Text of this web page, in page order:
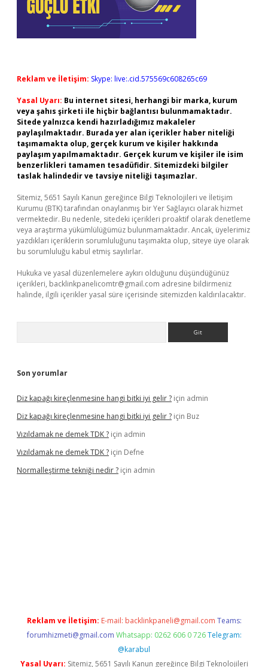
Reklam ve İletişim: Skype: live:.cid.575569c608265c69
Yasal Uyarı: Bu internet sitesi, herhangi bir marka, kurum
veya şahıs şirketi ile hiçbir bağlantısı bulunmamaktadır.
Sitede yalnızca kendi hazırladığımız makaleler
paylaşılmaktadır. Burada yer alan içerikler haber niteliği
taşımamakta olup, gerçek kurum ve kişiler hakkında
paylaşım yapılmamaktadır. Gerçek kurum ve kişiler ile isim
benzerlikleri tamamen tesadüfidir. Sitemizdeki bilgiler
taslak halindedir ve tavsiye niteliği taşımazlar.
Sitemiz, 5651 Sayılı Kanun gereğince Bilgi Teknolojileri ve İletişim
Kurumu (BTK) tarafından onaylanmış bir Yer Sağlayıcı olarak hizmet
vermektedir. Bu nedenle, sitedeki içerikleri proaktif olarak denetleme
veya araştırma yükümlülüğümüz bulunmamaktadır. Ancak, üyelerimiz
yazdıkları içeriklerin sorumluluğunu taşımakta olup, siteye üye olarak
bu sorumluluğu kabul etmiş sayılırlar.
Hukuka ve yasal düzenlemelere aykırı olduğunu düşündüğünüz
içerikleri, backlinkpanelicomtr@gmail.com adresine bildirmeniz
halinde, ilgili içerikler yasal süre içerisinde sitemizden kaldırılacaktır.
Son yorumlar
Diz kapağı kireçlenmesine hangi bitki iyi gelir ? için admin
Diz kapağı kireçlenmesine hangi bitki iyi gelir ? için Buz
Vızıldamak ne demek TDK ? için admin
Vızıldamak ne demek TDK ? için Defne
Normalleştirme tekniği nedir ? için admin
Reklam ve İletişim: E-mail: backlinkpaneli@gmail.com Teams:
forumhizmeti@gmail.com Whatsapp: 0262 606 0 726 Telegram:
@karabul
Yasal Uyarı: Sitemiz, 5651 Sayılı Kanun gereğince Bilgi Teknolojileri